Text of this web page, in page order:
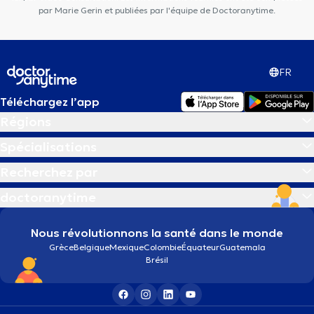
par Marie Gerin et publiées par l'équipe de Doctoranytime.
FR
Téléchargez l’app
Nous révolutionnons la santé dans le monde
GrèceBelgiqueMexiqueColombieÉquateurGuatemala
Brésil